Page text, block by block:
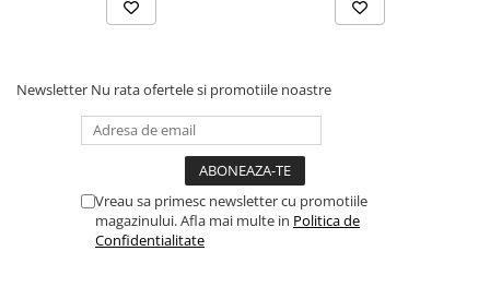
Newsletter Nu rata ofertele si promotiile noastre
Vreau sa primesc newsletter cu promotiile
magazinului. Afla mai multe in Politica de
Confidentialitate